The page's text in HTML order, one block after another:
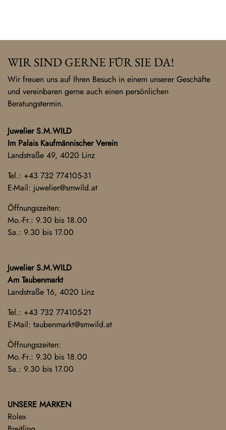
WIR SIND GERNE FÜR SIE DA!
Wir freuen uns auf Ihren Besuch in einem unserer Geschäfte
und vereinbaren gerne auch einen persönlichen
Beratungstermin.
Juwelier S.M.WILD
Im Palais Kaufmännischer Verein
Landstraße 49, 4020 Linz
Tel.: +43 732 774105-31
E-Mail: juwelier@smwild.at
Öffnungszeiten:
Mo.-Fr.: 9.30 bis 18.00
Sa.: 9.30 bis 17.00
Juwelier S.M.WILD
Am Taubenmarkt
Landstraße 16, 4020 Linz
Tel.: +43 732 774105-21
E-Mail: taubenmarkt@smwild.at
Öffnungszeiten:
Mo.-Fr.: 9.30 bis 18.00
Sa.: 9.30 bis 17.00
UNSERE MARKEN
Rolex